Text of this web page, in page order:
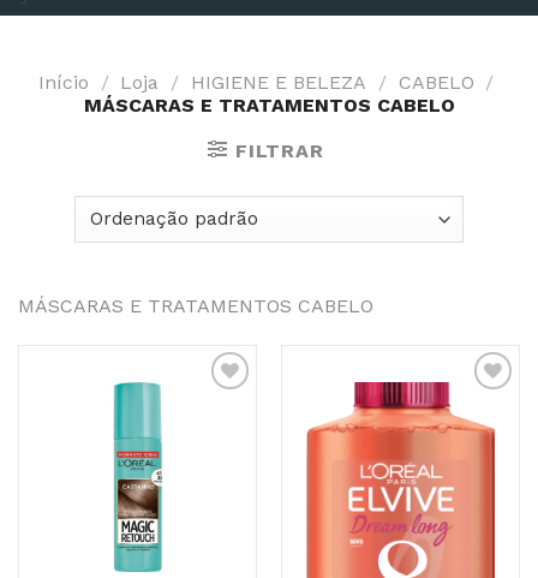
Início / Loja / HIGIENE E BELEZA / CABELO /
MÁSCARAS E TRATAMENTOS CABELO
FILTRAR
MÁSCARAS E TRATAMENTOS CABELO
Adicionar